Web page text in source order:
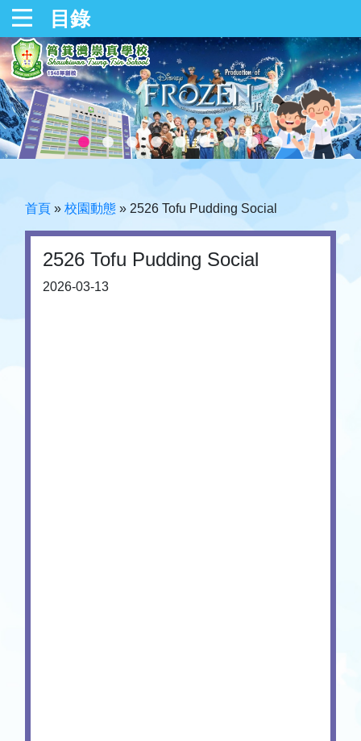
目錄
首頁 » 校園動態 » 2526 Tofu Pudding Social
2526 Tofu Pudding Social
2026-03-13